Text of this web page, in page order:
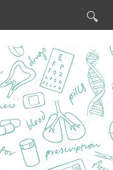
🔍